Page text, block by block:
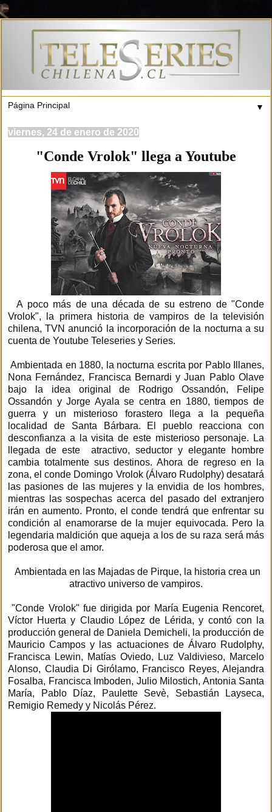
▼
viernes, 24 de enero de 2020
"Conde Vrolok" llega a Youtube
A poco más de una década de su estreno de "Conde
Vrolok", la primera historia de vampiros de la televisión
chilena, TVN anunció la incorporación de la nocturna a su
cuenta de Youtube Teleseries y Series.
Ambientada en 1880, la nocturna escrita por Pablo Illanes,
Nona Fernández, Francisca Bernardi y Juan Pablo Olave
bajo la idea original de Rodrigo Ossandón, Felipe
Ossandón y Jorge Ayala se centra en 1880, tiempos de
guerra y un misterioso forastero llega a la pequeña
localidad de Santa Bárbara. El pueblo reacciona con
desconfianza a la visita de este misterioso personaje. La
llegada de este atractivo, seductor y elegante hombre
cambia totalmente sus destinos. Ahora de regreso en la
zona, el conde Domingo Vrolok (Álvaro Rudolphy) desatará
las pasiones de las mujeres y la envidia de los hombres,
mientras las sospechas acerca del pasado del extranjero
irán en aumento. Pronto, el conde tendrá que enfrentar su
condición al enamorarse de la mujer equivocada. Pero la
legendaria maldición que aqueja a los de su raza será más
poderosa que el amor.
Ambientada en las Majadas de Pirque, la historia crea un
atractivo universo de vampiros.
"Conde Vrolok" fue dirigida por María Eugenia Rencoret,
Víctor Huerta y Claudio López de Lérida, y contó con la
producción general de Daniela Demicheli, la producción de
Mauricio Campos y las actuaciones de Álvaro Rudolphy,
Francisca Lewin, Matías Oviedo, Luz Valdivieso, Marcelo
Alonso, Claudia Di Girólamo, Francisco Reyes, Alejandra
Fosalba, Francisca Imboden, Julio Milostich, Antonia Santa
María, Pablo Díaz, Paulette Sevè, Sebastián Layseca,
Remigio Remedy y Nicolás Pérez.